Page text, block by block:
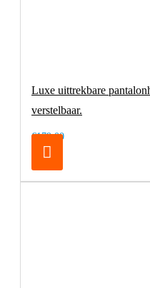
Luxe uittrekbare
verstelbaar.
€179,00